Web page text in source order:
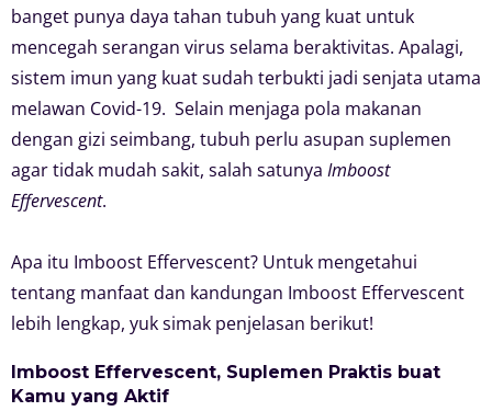
banget punya daya tahan tubuh yang kuat untuk
mencegah serangan virus selama beraktivitas. Apalagi,
sistem imun yang kuat sudah terbukti jadi senjata utama
melawan Covid-19. Selain menjaga pola makanan
dengan gizi seimbang, tubuh perlu asupan suplemen
agar tidak mudah sakit, salah satunya Imboost
Effervescent.
Apa itu Imboost Effervescent? Untuk mengetahui
tentang manfaat dan kandungan Imboost Effervescent
lebih lengkap, yuk simak penjelasan berikut!
Imboost Effervescent, Suplemen Praktis buat
Kamu yang Aktif